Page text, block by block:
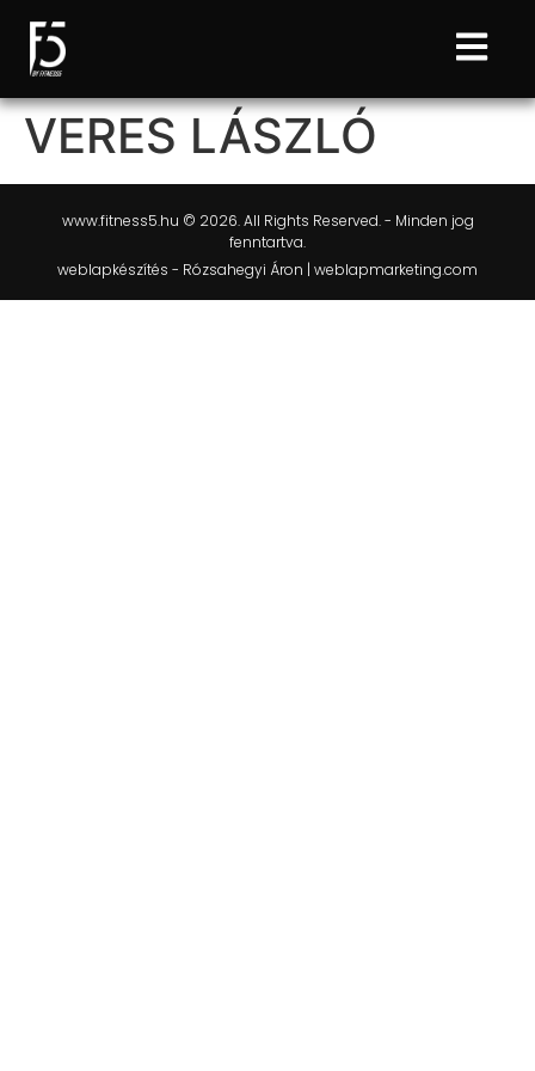
VERES LÁSZLÓ
www.fitness5.hu © 2026. All Rights Reserved. - Minden jog
fenntartva.
weblapkészítés - Rózsahegyi Áron | weblapmarketing.com